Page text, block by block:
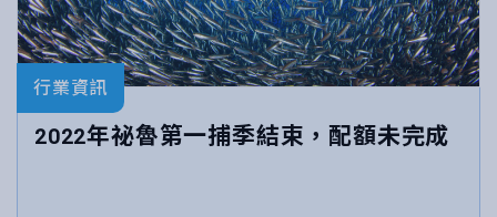
行業資訊
2022年祕魯第一捕季結束，配額未完成